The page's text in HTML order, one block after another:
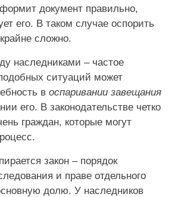
документ правильно,
его. В таком случае оспорить
сложно.
наследниками – частое
ситуаций может
в оспаривании завещания
его. В законодательстве четко
граждан, которые могут
закон – порядок
и праве отдельного
долю. У наследников